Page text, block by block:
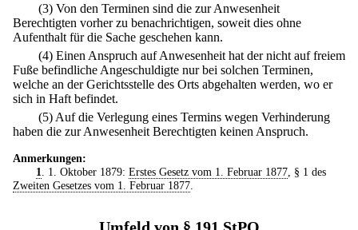
(3) Von den Terminen sind die zur Anwesenheit
Berechtigten vorher zu benachrichtigen, soweit dies ohne
Aufenthalt für die Sache geschehen kann.
(4) Einen Anspruch auf Anwesenheit hat der nicht auf freiem
Fuße befindliche Angeschuldigte nur bei solchen Terminen,
welche an der Gerichtsstelle des Orts abgehalten werden, wo er
sich in Haft befindet.
(5) Auf die Verlegung eines Termins wegen Verhinderung
haben die zur Anwesenheit Berechtigten keinen Anspruch.
Anmerkungen:
1
. 1. Oktober 1879: Erstes Gesetz vom 1. Februar 1877, § 1 des
Zweiten Gesetzes vom 1. Februar 1877